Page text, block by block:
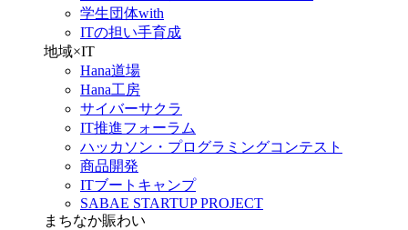
学生団体with
ITの担い手育成
地域×IT
Hana道場
Hana工房
サイバーサクラ
IT推進フォーラム
ハッカソン・プログラミングコンテスト
商品開発
ITブートキャンプ
SABAE STARTUP PROJECT
まちなか賑わい